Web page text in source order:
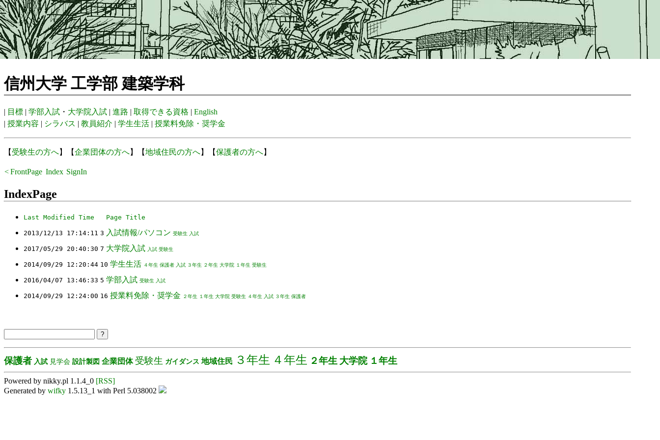
信州大学 工学部 建築学科
| 目標 | 学部入試 ・ 大学院入試 | 進路 | 取得できる資格 | English
| 授業内容 | シラバス | 教員紹介 | 学生生活 | 授業料免除・奨学金
【 受験生の方へ】【企業団体の方へ】【地域住民の方へ】【保護者の方へ】
<FrontPage Index SignIn
IndexPage
Last Modified Time Page Title
2013/12/13 17:14:11 3 入試情報/パソコン 受験生 入試
2017/05/29 20:40:30 7 大学院入試 入試 受験生
2014/09/29 12:20:44 10 学生生活 ４年生 保護者 入試 ３年生 ２年生 大学院 １年生 受験生
2016/04/07 13:46:33 5 学部入試 受験生 入試
2014/09/29 12:24:00 16 授業料免除・奨学金 ２年生 １年生 大学院 受験生 ４年生 入試 ３年生 保護者
保護者 入試 見学会 設計製図 企業団体 受験生 ガイダンス 地域住民 ３年生 ４年生 ２年生 大学院 １年生
Powered by nikky.pl 1.1.4_0 [RSS]
Generated by wifky 1.5.13_1 with Perl 5.038002